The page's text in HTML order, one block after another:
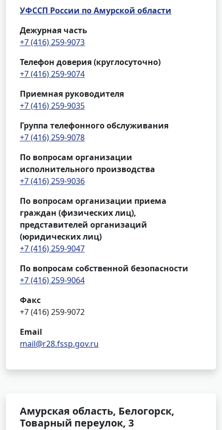
УФССП России по Амурской области
Дежурная часть
+7 (416) 259-9073
Телефон доверия (круглосуточно)
+7 (416) 259-9074
Приемная руководителя
+7 (416) 259-9035
Группа телефонного обслуживания
+7 (416) 259-9078
По вопросам организации
исполнительного производства
+7 (416) 259-9036
По вопросам организации приема
граждан (физических лиц),
представителей организаций
(юридических лиц)
+7 (416) 259-9047
По вопросам собственной безопасности
+7 (416) 259-9064
Факс
+7 (416) 259-9072
Email
mail@r28.fssp.gov.ru
Амурская область, Белогорск,
Товарный переулок, 3